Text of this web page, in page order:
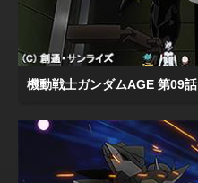
機動戦士ガンダムAGE 第09話